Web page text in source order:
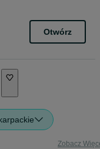
Otwórz
Zobacz